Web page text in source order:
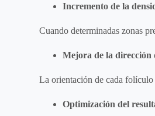
Incremento de la
Cuando determinadas zonas
Mejora de la dirección
La orientación de cada folículo
Optimización del